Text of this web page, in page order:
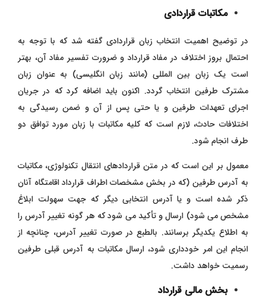
مکاتبات قراردادی
در توضیح اهمیت انتخاب زبان قراردادی گفته شد که با توجه به
احتمال بروز اختلاف در مفاد قرارداد و ضرورت تفسیر مفاد آن، بهتر
است یک زبان بین المللی (مانند زبان انگلیسی) به عنوان زبان
مشترک طرفین انتخاب گردد. اکنون باید اضافه کرد که در جریان
اجرای تعهدات طرفین و یا حتی پس از آن و ضمن رسیدگی به
اختلافات حادث، لازم است که کلیه مکاتبات با زبان مورد توافق دو
طرف انجام شود.
معمول بر این است که در متن قراردادهای انتقال تکنولوژی، مکاتبات
به آدرس طرفین (که در بخش مشخصات اطراف قرارداد اقامتگاه آنان
ذکر شده است و یا آدرس انتخابی دیگر که جهت سهولت ابلاغ
مشخص می شود) ارسال و تأکید می شود که هر گونه تغییر آدرس را
به اطلاع یکدیگر برسانند. بالطبع در صورت تغییر آدرس، چنانچه از
انجام این امر خودداری شود، ارسال مکاتبات به آدرس قبلی طرفین
رسمیت خواهد داشت.
بخش مالی قرارداد